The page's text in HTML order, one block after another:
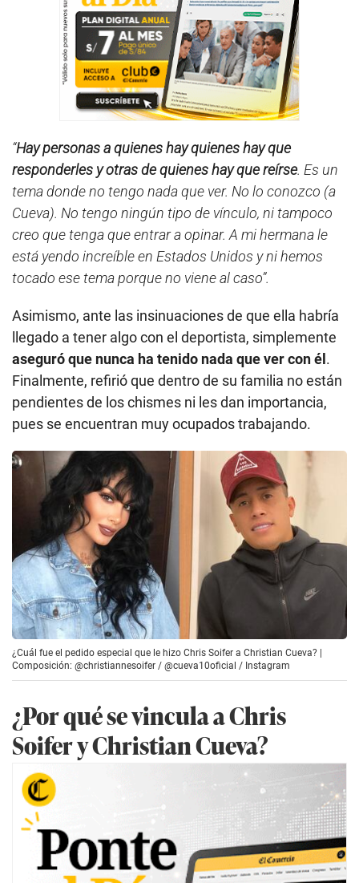
“Hay personas a quienes hay quienes hay que
responderles y otras de quienes hay que reírse. Es un
tema donde no tengo nada que ver. No lo conozco (a
Cueva). No tengo ningún tipo de vínculo, ni tampoco
creo que tenga que entrar a opinar. A mi hermana le
está yendo increíble en Estados Unidos y ni hemos
tocado ese tema porque no viene al caso”.
Asimismo, ante las insinuaciones de que ella habría
llegado a tener algo con el deportista, simplemente
aseguró que nunca ha tenido nada que ver con él.
Finalmente, refirió que dentro de su familia no están
pendientes de los chismes ni les dan importancia,
pues se encuentran muy ocupados trabajando.
¿Cuál fue el pedido especial que le hizo Chris Soifer a Christian Cueva? |
Composición: @christiannesoifer / @cueva10oficial / Instagram
¿Por qué se vincula a Chris
Soifer y Christian Cueva?